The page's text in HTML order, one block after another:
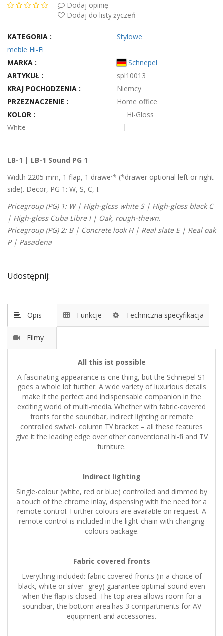
Dodaj opinię
Dodaj do listy życzeń
KATEGORIA :
Stylowe
meble Hi-Fi
MARKA :
Schnepel
ARTYKUŁ :
spl10013
KRAJ POCHODZENIA :
Niemcy
PRZEZNACZENIE :
Home office
KOLOR :
Hi-Gloss
White
LB-1 | LB-1 Sound PG 1
Width 2205 mm, 1 flap, 1 drawer* (*drawer optional left or right
side). Decor, PG 1: W, S, C, I.
Pricegroup (PG) 1: W | High-gloss white S | High-gloss black C
| High-gloss Cuba Libre I | Oak, rough-thewn.
Pricegroup (PG) 2: B | Concrete look H | Real slate E | Real oak
P | Pasadena
Udostępnij:
Opis Funkcje Techniczna specyfikacja
Filmy
All this ist possible
A fascinating appearance is one thing, but the Schnepel S1
goes a whole lot further. A wide variety of luxurious details
make it the perfect and indispensable companion in the
exciting world of multi-media. Whether with fabric-covered
fronts for the soundbar, indirect lighting or remote
controlled swivel- column TV bracket – all these features
give it the leading edge over other conventional hi-fi and TV
furniture.
Indirect lighting
Single-colour (white, red or blue) controlled and dimmed by
a touch of the chrome inlay, dispensing with the need for a
remote control. Further colours are available on request. A
remote control is included in the light-chain with changing
colours package.
Fabric covered fronts
Everything included: fabric covered fronts (in a choice of
black, white or silver- grey) guarantee optimal sound even
when the flap is closed. The top area allows room for a
soundbar, the bottom area has 3 compartments for AV
equipment and accessories.